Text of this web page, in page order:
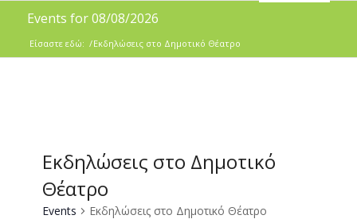
Events for 08/08/2026
Είσαστε εδώ: /Εκδηλώσεις στο Δημοτικό Θέατρο
Εκδηλώσεις στο Δημοτικό
Θέατρο
Events Εκδηλώσεις στο Δημοτικό Θέατρο